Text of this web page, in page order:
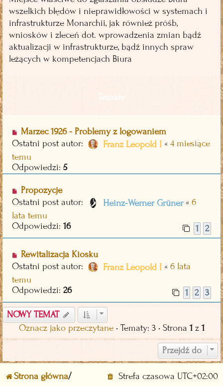
wszelkich błędów i nieprawidłowości w systemach i
infrastrukturze Monarchii, jak również próśb,
wniosków i zleceń dot. wprowadzenia zmian bądź
aktualizacji w infrastrukturze, bądź innych spraw
leżących w kompetencjach Biura
Tematy
Marzec 1926 - Problemy z logowaniem
Ostatni post autor:
Franz Leopold I « 4 miesiące
temu
Odpowiedzi: 5
Propozycje
Ostatni post autor:
Heinz-Werner Grüner« 6
lata temu
Odpowiedzi: 16 1 2
Rewitalizacja Kiosku
Ostatni post autor:
Franz Leopold I « 6 lata
temu
Odpowiedzi: 26 1 2 3
NOWY TEMAT
Oznacz jako przeczytane• Tematy: 3 • Strona 1z 1
Przejdź do
Strona główna Strefa czasowa UTC+02:00